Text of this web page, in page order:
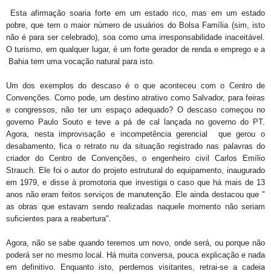
Esta afirmação soaria forte em um estado rico, mas em um estado
pobre, que tem o maior número de usuários do Bolsa Família (sim, isto
não é para ser celebrado), soa como uma irresponsabilidade inaceitável.
O turismo, em qualquer lugar, é um forte gerador de renda e emprego e a
Bahia tem uma vocação natural para isto.
Um dos exemplos do descaso é o que aconteceu com o Centro de
Convenções. Como pode, um destino atrativo como Salvador, para feiras
e congressos, não ter um espaço adequado? O descaso começou no
governo Paulo Souto e teve a pá de cal lançada no governo do PT.
Agora, nesta improvisação e incompetência gerencial que gerou o
desabamento, fica o retrato nu da situação registrado nas palavras do
criador do Centro de Convenções, o engenheiro civil Carlos Emílio
Strauch. Ele foi o autor do projeto estrutural do equipamento, inaugurado
em 1979, e disse à promotoria que investiga o caso que há mais de 13
anos não eram feitos serviços de manutenção. Ele ainda destacou que "
as obras que estavam sendo realizadas naquele momento não seriam
suficientes para a reabertura".
Agora, não se sabe quando teremos um novo, onde será, ou porque não
poderá ser no mesmo local. Há muita conversa, pouca explicação e nada
em definitivo. Enquanto isto, perdemos visitantes, retrai-se a cadeia